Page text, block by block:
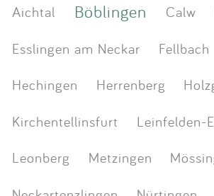
Aichtal Böblingen Calw
Esslingen am Neckar
Fellbach
Hechingen
Herrenberg
Kirchentellinsfurt
Leinfelden-
Leonberg
Metzingen